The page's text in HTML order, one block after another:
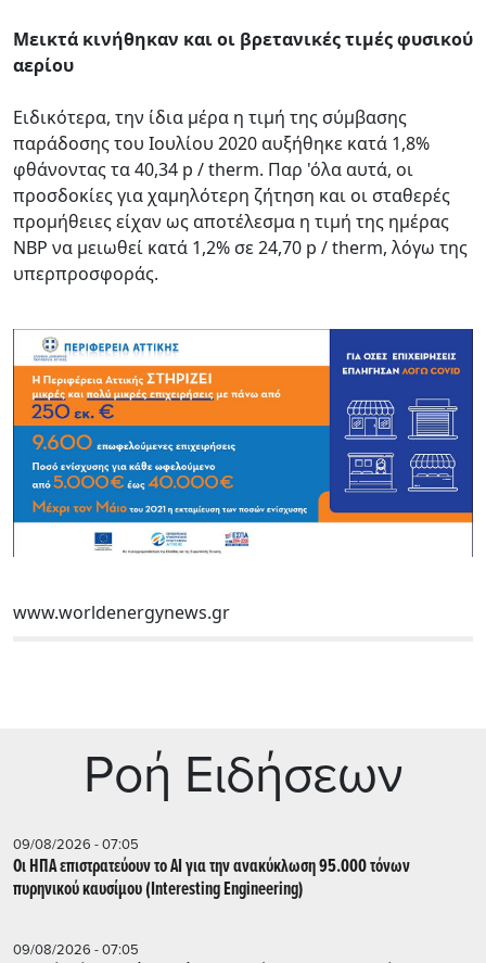
Μεικτά κινήθηκαν και οι βρετανικές τιμές φυσικού
αερίου
Ειδικότερα, την ίδια μέρα η τιμή της σύμβασης
παράδοσης του Ιουλίου 2020 αυξήθηκε κατά 1,8%
φθάνοντας τα 40,34 p / therm. Παρ 'όλα αυτά, οι
προσδοκίες για χαμηλότερη ζήτηση και οι σταθερές
προμήθειες είχαν ως αποτέλεσμα η τιμή της ημέρας
NBP να μειωθεί κατά 1,2% σε 24,70 p / therm, λόγω της
υπερπροσφοράς.
www.worldenergynews.gr
Ρoή Ειδήσεων
09/08/2026 - 07:05
Οι ΗΠΑ επιστρατεύουν το AI για την ανακύκλωση 95.000 τόνων
πυρηνικού καυσίμου (Interesting Engineering)
09/08/2026 - 07:05